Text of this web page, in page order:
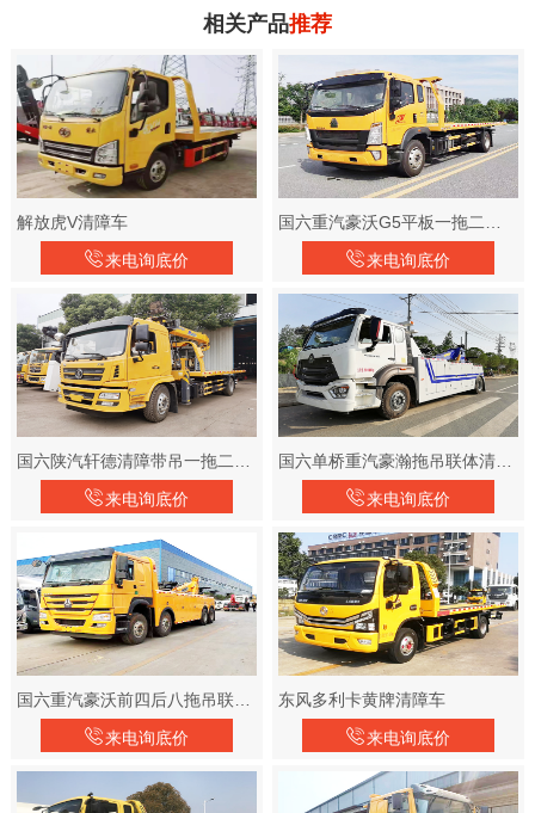
相关产品推荐
解放虎V清障车
来电询底价
来电询底价
来电询底价
来电询底价
来电询底价
东风多利卡黄牌清障车
来电询底价